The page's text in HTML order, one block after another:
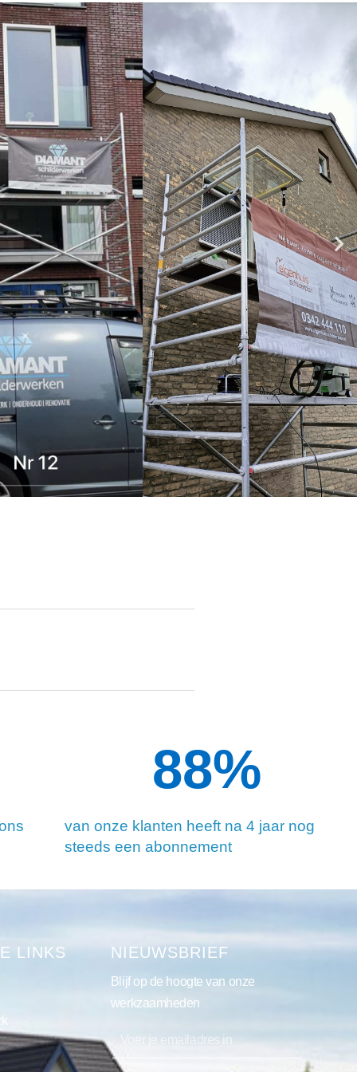
van onze klanten heeft na 4 jaar nog
steeds een abonnement
90%
LINKS NIEUWSBRIEF
Blijf op de hoogte van onze
werkzaamheden